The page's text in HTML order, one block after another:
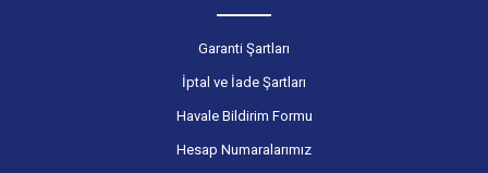
Garanti Şartları
İptal ve İade Şartları
Havale Bildirim Formu
Hesap Numaralarımız